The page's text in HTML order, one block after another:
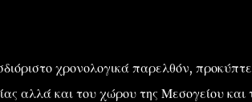
χρονολογικά παρελθόν,
αλλά και του χώρου της Μεσογείου και